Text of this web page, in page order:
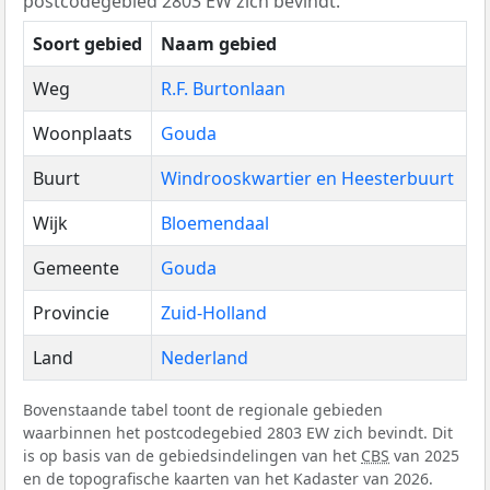
Soort gebied
Naam gebied
Weg
R.F. Burtonlaan
Woonplaats
Gouda
Buurt
Windrooskwartier en Heesterbuurt
Wijk
Bloemendaal
Gemeente
Gouda
Provincie
Zuid-Holland
Land
Nederland
Bovenstaande tabel toont de regionale gebieden
waarbinnen het postcodegebied 2803 EW zich bevindt. Dit
is op basis van de gebiedsindelingen van het CBS van 2025
en de topografische kaarten van het Kadaster van 2026.